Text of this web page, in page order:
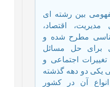
بین رشته ای
اقتصاد،
مطرح شده و
برای حل مسائل
اجتماعی و
یکی دو دهه گذشته
انواع آن در کشور